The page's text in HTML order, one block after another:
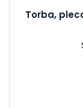
Torba,